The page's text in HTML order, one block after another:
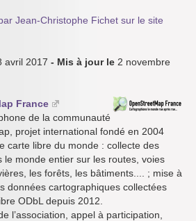
Jean-Christophe Fichet sur le site
avril 2017 - Mis à jour le 2 novembre
France
de la communauté
projet international fondé en 2004
carte libre du monde : collecte des
le monde entier sur les routes, voies
les forêts, les bâtiments.... ; mise à
données cartographiques collectées
ODbL depuis 2012.
l’association, appel à participation,